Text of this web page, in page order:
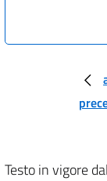
Testo in vigore